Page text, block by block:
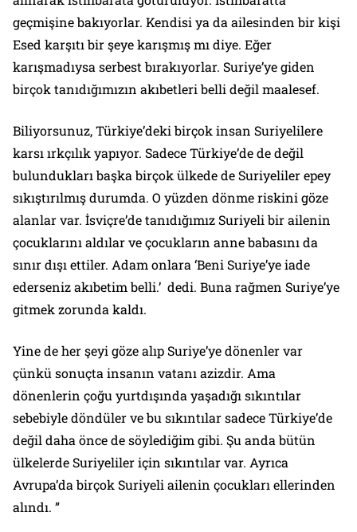
geçmişine bakıyorlar. Kendisi ya da ailesinden bir kişi
Esed karşıtı bir şeye karışmış mı diye. Eğer
karışmadıysa serbest bırakıyorlar. Suriye’ye giden
birçok tanıdığımızın akıbetleri belli değil maalesef.
Biliyorsunuz, Türkiye’deki birçok insan Suriyelilere
karsı ırkçılık yapıyor. Sadece Türkiye’de de değil
bulundukları başka birçok ülkede de Suriyeliler epey
sıkıştırılmış durumda. O yüzden dönme riskini göze
alanlar var. İsviçre’de tanıdığımız Suriyeli bir ailenin
çocuklarını aldılar ve çocukların anne babasını da
sınır dışı ettiler. Adam onlara ‘Beni Suriye’ye iade
ederseniz akıbetim belli.’ dedi. Buna rağmen Suriye’ye
gitmek zorunda kaldı.
Yine de her şeyi göze alıp Suriye’ye dönenler var
çünkü sonuçta insanın vatanı azizdir. Ama
dönenlerin çoğu yurtdışında yaşadığı sıkıntılar
sebebiyle döndüler ve bu sıkıntılar sadece Türkiye’de
değil daha önce de söylediğim gibi. Şu anda bütün
ülkelerde Suriyeliler için sıkıntılar var. Ayrıca
Avrupa’da birçok Suriyeli ailenin çocukları ellerinden
alındı. ”